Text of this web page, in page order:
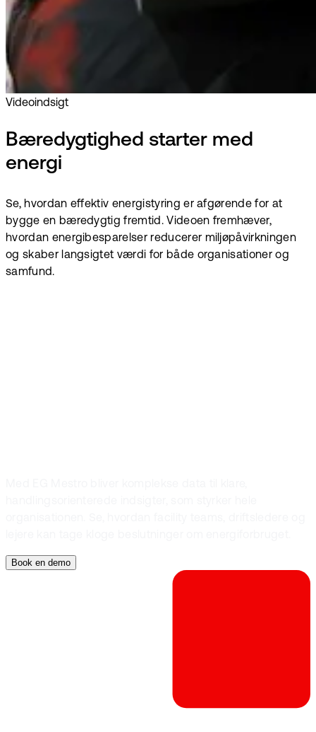
Videoindsigt
Bæredygtighed starter med
energi
Se, hvordan effektiv energistyring er afgørende for at
bygge en bæredygtig fremtid. Videoen fremhæver,
hvordan energibesparelser reducerer miljøpåvirkningen
og skaber langsigtet værdi for både organisationer og
samfund.
Book en demo